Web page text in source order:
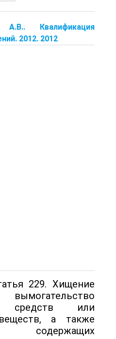
А.В.. Квалификация
2012. 2012
229. Хищение
средств или
а также